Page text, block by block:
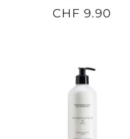
CHF 9.90